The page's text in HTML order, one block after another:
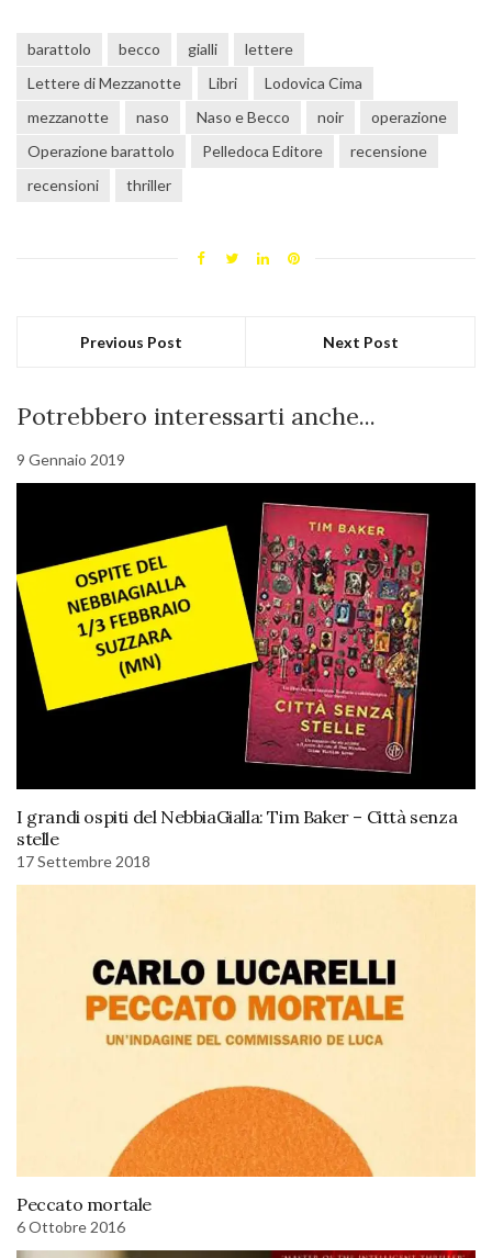
barattolo becco gialli
lettere
Lettere di Mezzanotte
Libri
Lodovica Cima
mezzanotte
naso Naso e Becco noir
operazione
Operazione barattolo
Pelledoca Editore
recensione
recensioni
thriller
Previous Post Next Post
Potrebbero interessarti anche...
9 Gennaio 2019
I grandi ospiti del NebbiaGialla: Tim Baker – Città senza
stelle
17 Settembre 2018
Peccato mortale
6 Ottobre 2016